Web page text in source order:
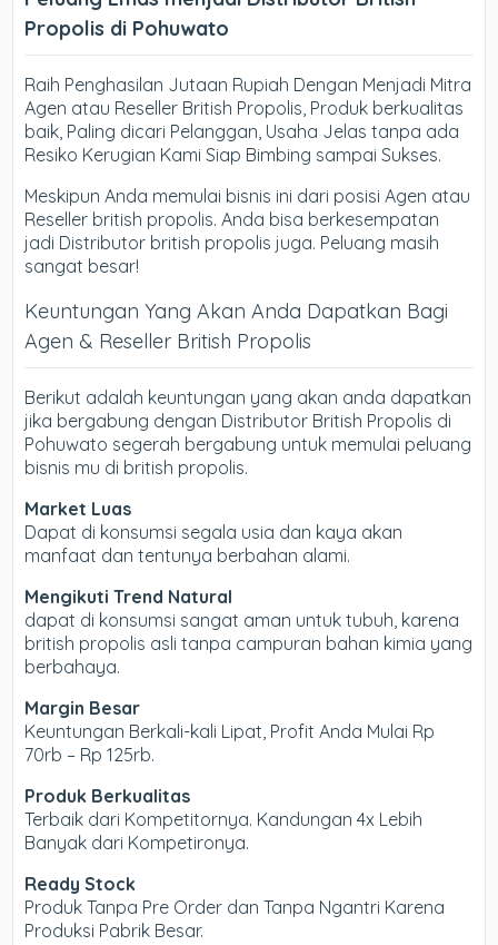
Propolis di Pohuwato
Raih Penghasilan Jutaan Rupiah Dengan Menjadi Mitra
Agen atau Reseller British Propolis, Produk berkualitas
baik, Paling dicari Pelanggan, Usaha Jelas tanpa ada
Resiko Kerugian Kami Siap Bimbing sampai Sukses.
Meskipun Anda memulai bisnis ini dari posisi Agen atau
Reseller british propolis. Anda bisa berkesempatan
jadi Distributor british propolis juga. Peluang masih
sangat besar!
Keuntungan Yang Akan Anda Dapatkan Bagi
Agen & Reseller British Propolis
Berikut adalah keuntungan yang akan anda dapatkan
jika bergabung dengan Distributor British Propolis di
Pohuwato segerah bergabung untuk memulai peluang
bisnis mu di british propolis.
Market Luas
Dapat di konsumsi segala usia dan kaya akan
manfaat dan tentunya berbahan alami.
Mengikuti Trend Natural
dapat di konsumsi sangat aman untuk tubuh, karena
british propolis asli tanpa campuran bahan kimia yang
berbahaya.
Margin Besar
Keuntungan Berkali-kali Lipat, Profit Anda Mulai Rp
70rb – Rp 125rb.
Produk Berkualitas
Terbaik dari Kompetitornya. Kandungan 4x Lebih
Banyak dari Kompetironya.
Ready Stock
Produk Tanpa Pre Order dan Tanpa Ngantri Karena
Produksi Pabrik Besar.